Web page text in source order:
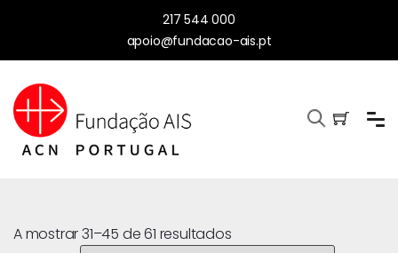
217 544 000
apoio@fundacao-ais.pt
A mostrar 31–45 de 61 resultados